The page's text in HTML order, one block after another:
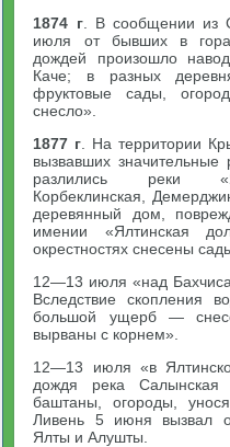
1874 г. В сообщении из
июля от бывших в
дождей произошло
Каче; в разных
фруктовые сады,
снесло».
1877 г . На территории
вызвавших
разлились реки
Корбеклинская,
деревянный дом,
имении «Ялтинская
окрестностях снесены
12—13 июля «над
Вследствие скопления
большой ущерб —
вырваны с корнем».
12—13 июля «в
дождя река
баштаны, огороды,
Ливень 5 июня вызвал
Ялты и Алушты.